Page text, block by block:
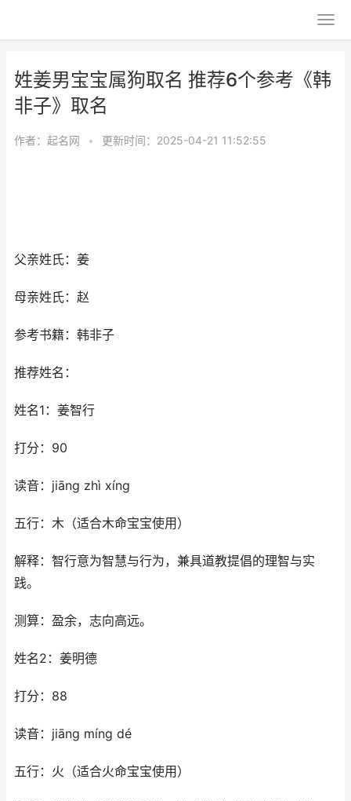
姓姜男宝宝属狗取名 推荐6个参考《韩
非子》取名
作者： 起名网 • 更新时间：2025-04-21 11:52:55
父亲姓氏：姜
母亲姓氏：赵
参考书籍：韩非子
推荐姓名：
姓名1：姜智行
打分：90
读音：jiāng zhì xíng
五行：木（适合木命宝宝使用）
解释：智行意为智慧与行为，兼具道教提倡的理智与实
践。
测算：盈余，志向高远。
姓名2：姜明德
打分：88
读音：jiāng míng dé
五行：火（适合火命宝宝使用）